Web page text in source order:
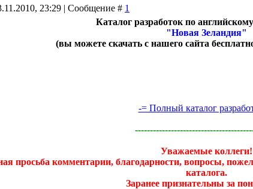
23:29 | Сообщение # 1
Каталог разработок по
"Новая Зеландия"
(вы можете скачать с нашего сайта
-= Полный каталог
Уважаемые коллеги!
просьба комментарии, благодарности, вопросы,
каталога.
Заранее признательны за